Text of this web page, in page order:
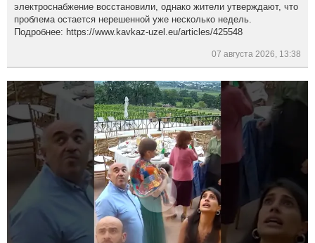
электроснабжение восстановили, однако жители утверждают, что
проблема остается нерешенной уже несколько недель.
Подробнее: https://www.kavkaz-uzel.eu/articles/425548
07 августа 2026, 13:38